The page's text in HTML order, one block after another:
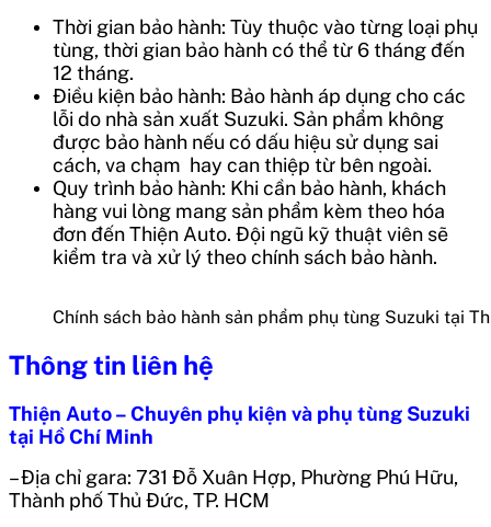
Thời gian bảo hành: Tùy thuộc vào từng loại phụ
tùng, thời gian bảo hành có thể từ 6 tháng đến
12 tháng.
Điều kiện bảo hành: Bảo hành áp dụng cho các
lỗi do nhà sản xuất Suzuki. Sản phẩm không
được bảo hành nếu có dấu hiệu sử dụng sai
cách, va chạm hay can thiệp từ bên ngoài.
Quy trình bảo hành: Khi cần bảo hành, khách
hàng vui lòng mang sản phẩm kèm theo hóa
đơn đến Thiện Auto. Đội ngũ kỹ thuật viên sẽ
kiểm tra và xử lý theo chính sách bảo hành.
Chính sách bảo hành sản phẩm phụ tùng Suzuki tại
Thông tin liên hệ
Thiện Auto – Chuyên phụ kiện và phụ tùng Suzuki
tại Hồ Chí Minh
– Địa chỉ gara: 731 Đỗ Xuân Hợp, Phường Phú Hữu,
Thành phố Thủ Đức, TP. HCM